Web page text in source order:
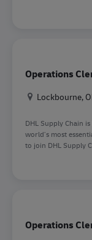
Operations
Standort
Lockbourne,
DHL Supply Chain
world’s most
to join DHL Supply
Operations